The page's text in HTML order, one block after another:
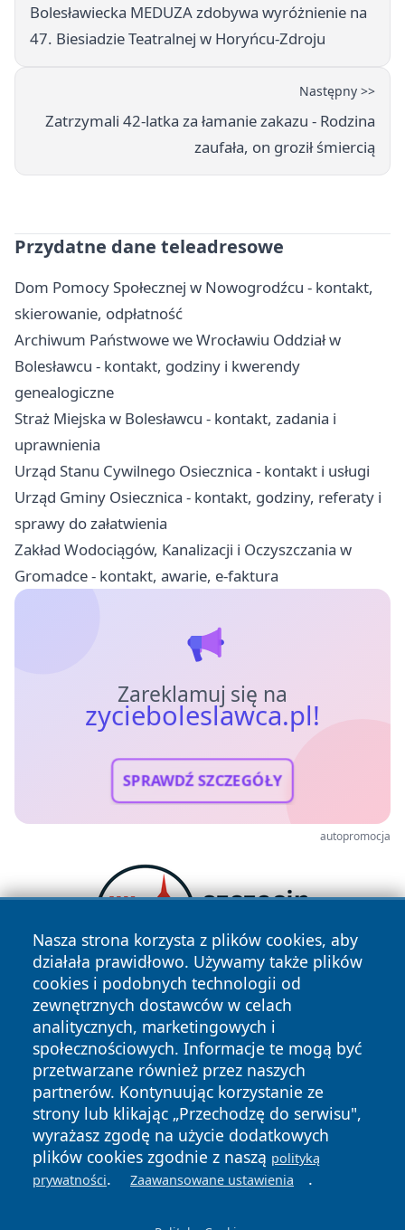
Bolesławiecka MEDUZA zdobywa wyróżnienie na
47. Biesiadzie Teatralnej w Horyńcu-Zdroju
Następny >>
Zatrzymali 42-latka za łamanie zakazu - Rodzina
zaufała, on groził śmiercią
Przydatne dane teleadresowe
Dom Pomocy Społecznej w Nowogrodźcu - kontakt,
skierowanie, odpłatność
Archiwum Państwowe we Wrocławiu Oddział w
Bolesławcu - kontakt, godziny i kwerendy
genealogiczne
Straż Miejska w Bolesławcu - kontakt, zadania i
uprawnienia
Urząd Stanu Cywilnego Osiecznica - kontakt i usługi
Urząd Gminy Osiecznica - kontakt, godziny, referaty i
sprawy do załatwienia
Zakład Wodociągów, Kanalizacji i Oczyszczania w
Gromadce - kontakt, awarie, e-faktura
Zareklamuj się na
zycieboleslawca.pl!
SPRAWDŹ SZCZEGÓŁY
autopromocja
Nasza strona korzysta z plików cookies, aby
działała prawidłowo. Używamy także plików
cookies i podobnych technologii od
zewnętrznych dostawców w celach
analitycznych, marketingowych i
społecznościowych. Informacje te mogą być
przetwarzane również przez naszych
partnerów. Kontynuując korzystanie ze
strony lub klikając „Przechodzę do serwisu",
wyrażasz zgodę na użycie dodatkowych
plików cookies zgodnie z naszą polityką
prywatności. Zaawansowane ustawienia .
Copyright © 2026 zycieboleslawca.pl Wszystkie prawa
zastrzeżone.